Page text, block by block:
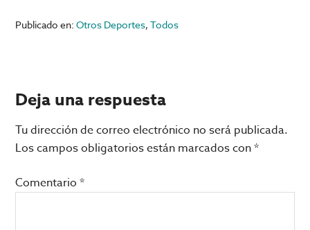
Publicado en:Otros Deportes,Todos
Interacciones
con
los
lectores
Deja una respuesta
Tu dirección de correo electrónico no será publicada.
Los campos obligatorios están marcados con*
Comentario*